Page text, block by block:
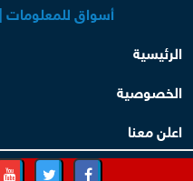
أسواق للمعلومات
الرئيسية
الخصوصية
اعلن معنا